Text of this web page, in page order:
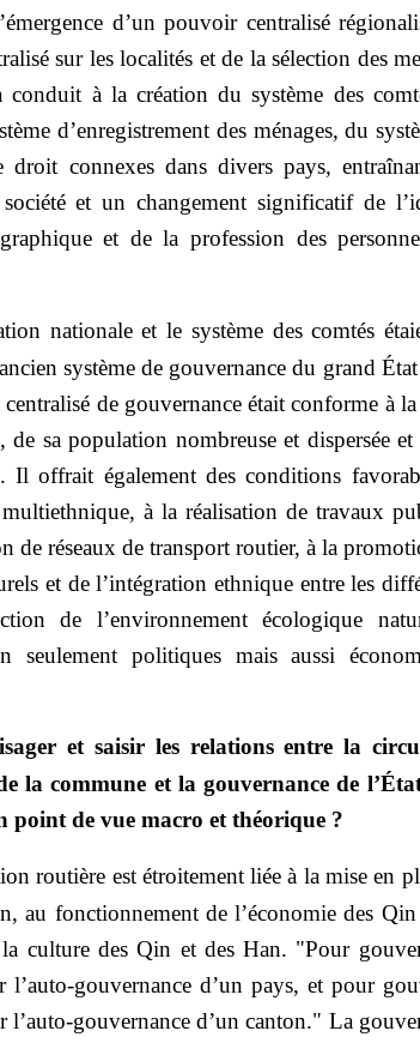
d’un pouvoir centralisé
sur les localités et de la sélection des
à la création du système des
d’enregistrement des ménages, du
droit connexes dans divers pays,
et un changement significatif de
et de la profession des
nationale et le système des comtés
système de gouvernance du grand
de gouvernance était conforme à
sa population nombreuse et dispersée et
Il offrait également des conditions
à la réalisation de travaux
de réseaux de transport routier, à la
et de l’intégration ethnique entre les
de l’environnement écologique
seulement politiques mais aussi
et saisir les relations entre la
la commune et la gouvernance de
point de vue macro et théorique ?
routière est étroitement liée à la mise en
au fonctionnement de l’économie des Qin
culture des Qin et des Han. "Pour
gouvernance d’un pays, et pour
gouvernance d’un canton." La